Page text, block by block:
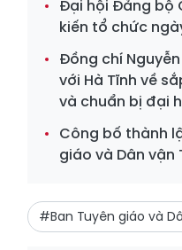
Đại hội Đảng bộ
kiến tổ chức
Đồng chí
với Hà Tĩnh về
và chuẩn bị đại
Công bố thành
giáo và Dân vận
#Ban Tuyên giáo và